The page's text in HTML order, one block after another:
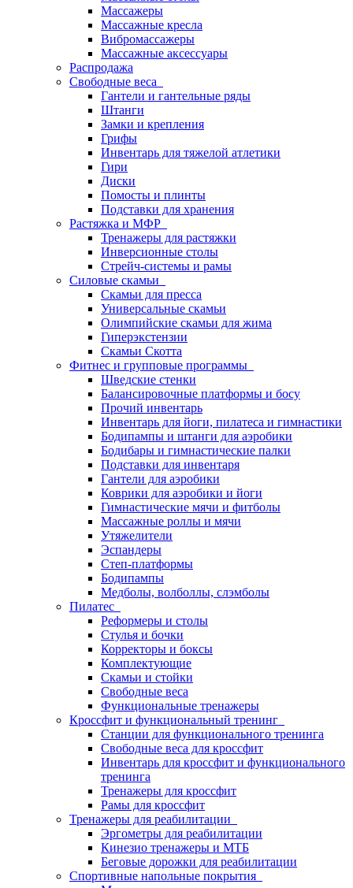
Массажеры
Массажные кресла
Вибромассажеры
Массажные аксессуары
Распродажа
Свободные веса
Гантели и гантельные ряды
Штанги
Замки и крепления
Грифы
Инвентарь для тяжелой атлетики
Гири
Диски
Помосты и плинты
Подставки для хранения
Растяжка и МФР
Тренажеры для растяжки
Инверсионные столы
Стрейч-системы и рамы
Силовые скамьи
Скамьи для пресса
Универсальные скамьи
Олимпийские скамьи для жима
Гиперэкстензии
Скамьи Скотта
Фитнес и групповые программы
Шведские стенки
Балансировочные платформы и босу
Прочий инвентарь
Инвентарь для йоги, пилатеса и гимнастики
Бодипампы и штанги для аэробики
Бодибары и гимнастические палки
Подставки для инвентаря
Гантели для аэробики
Коврики для аэробики и йоги
Гимнастические мячи и фитболы
Массажные роллы и мячи
Утяжелители
Эспандеры
Степ-платформы
Бодипампы
Медболы, волболлы, слэмболы
Пилатес
Реформеры и столы
Стулья и бочки
Корректоры и боксы
Комплектующие
Скамьи и стойки
Свободные веса
Функциональные тренажеры
Кроссфит и функциональный тренинг
Станции для функционального тренинга
Свободные веса для кроссфит
Инвентарь для кроссфит и функционального
тренинга
Тренажеры для кроссфит
Рамы для кроссфит
Тренажеры для реабилитации
Эргометры для реабилитации
Кинезио тренажеры и МТБ
Беговые дорожки для реабилитации
Спортивные напольные покрытия